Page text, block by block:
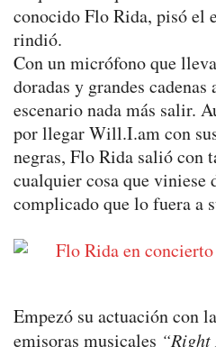
conocido Flo Rida, pisó el
rindió.
Con un micrófono que
doradas y grandes
escenario nada más salir.
por llegar Will.I.am con
negras, Flo Rida salió con
cualquier cosa que viniese
complicado que lo fuera a
Empezó su actuación con
emisoras musicales “Right